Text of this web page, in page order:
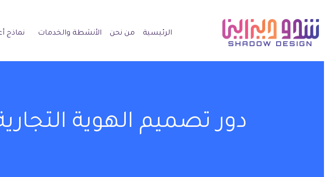
الرئيسية من نحن الأنشطة والخدمات نماذج
دور تصميم الهوية